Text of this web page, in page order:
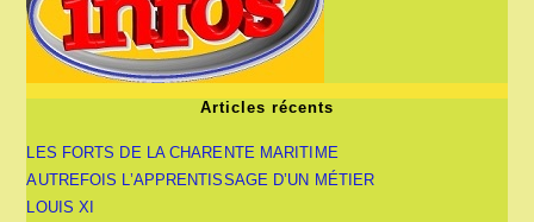
Articles récents
LES FORTS DE LA CHARENTE MARITIME
AUTREFOIS L’APPRENTISSAGE D’UN MÉTIER
LOUIS XI